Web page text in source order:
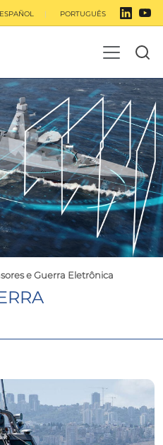
ESPAÑOL PORTUGUÊS
e Guerra Eletrônica